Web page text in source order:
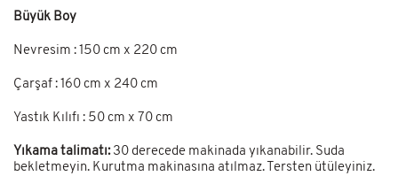
Büyük Boy
Nevresim : 150 cm x 220 cm
Çarşaf : 160 cm x 240 cm
Yastık Kılıfı : 50 cm x 70 cm
Yıkama talimatı: 30 derecede makinada yıkanabilir. Suda
bekletmeyin. Kurutma makinasına atılmaz. Tersten ütüleyiniz.